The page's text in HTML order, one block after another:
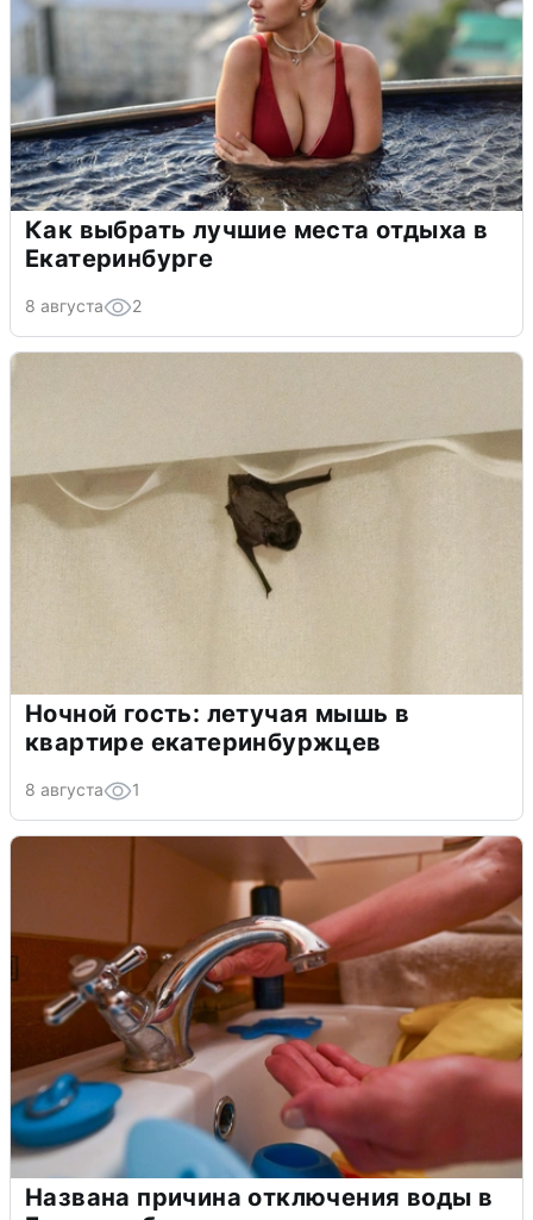
Как выбрать лучшие места отдыха в
Екатеринбурге
8 августа 2
Ночной гость: летучая мышь в
квартире екатеринбуржцев
8 августа 1
Названа причина отключения воды в